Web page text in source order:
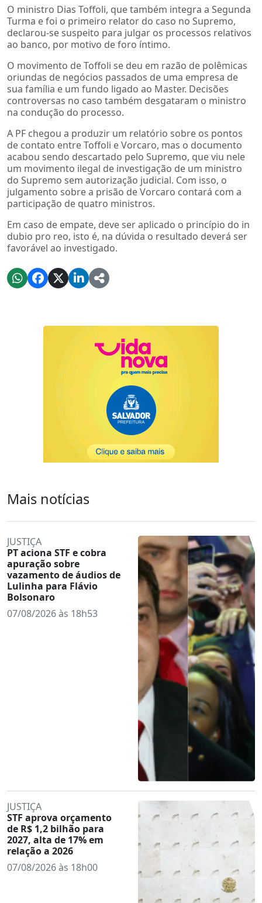
O ministro Dias Toffoli, que também integra a Segunda
Turma e foi o primeiro relator do caso no Supremo,
declarou-se suspeito para julgar os processos relativos
ao banco, por motivo de foro íntimo.
O movimento de Toffoli se deu em razão de polêmicas
oriundas de negócios passados de uma empresa de
sua família e um fundo ligado ao Master. Decisões
controversas no caso também desgataram o ministro
na condução do processo.
A PF chegou a produzir um relatório sobre os pontos
de contato entre Toffoli e Vorcaro, mas o documento
acabou sendo descartado pelo Supremo, que viu nele
um movimento ilegal de investigação de um ministro
do Supremo sem autorização judicial. Com isso, o
julgamento sobre a prisão de Vorcaro contará com a
participação de quatro ministros.
Em caso de empate, deve ser aplicado o princípio do in
dubio pro reo, isto é, na dúvida o resultado deverá ser
favorável ao investigado.
Mais notícias
JUSTIÇA
PT aciona STF e cobra
apuração sobre
vazamento de áudios de
Lulinha para Flávio
Bolsonaro
07/08/2026 às 18h53
JUSTIÇA
STF aprova orçamento
de R$ 1,2 bilhão para
2027, alta de 17% em
relação a 2026
07/08/2026 às 18h00